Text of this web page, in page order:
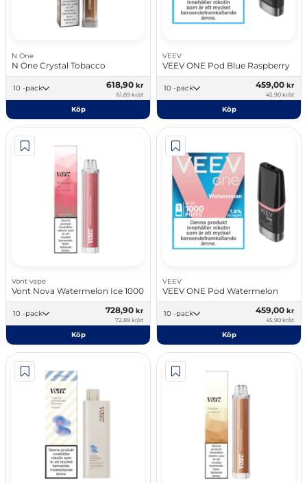
N One
N One Crystal Tobacco
10 -pack 618,90 kr
61,89 kr/st
Köp
VEEV
VEEV ONE Pod Blue Raspberry
10 -pack 459,00 kr
45,90 kr/st
Köp
Vont vape
Vont Nova Watermelon Ice 1000
10 -pack 728,90 kr
72,89 kr/st
Köp
VEEV
VEEV ONE Pod Watermelon
10 -pack 459,00 kr
45,90 kr/st
Köp